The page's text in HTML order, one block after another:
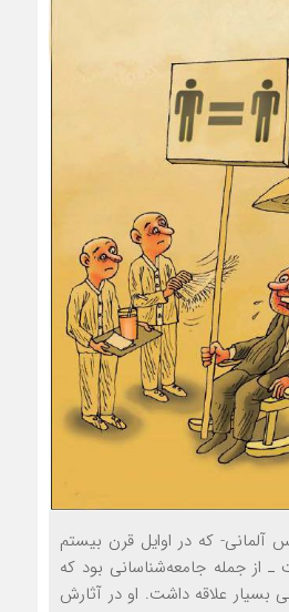
آلمانی- که در اوایل قرن بیستم
از جمله جامعه‌شناسانی بود که
علاقه داشت. او در آثارش